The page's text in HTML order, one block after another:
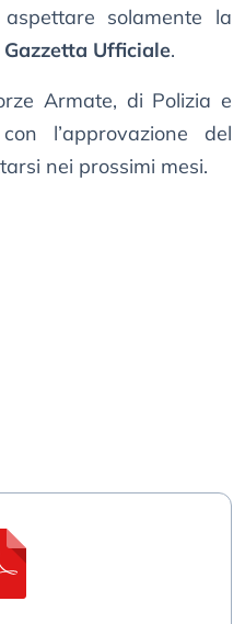
solamente la
Gazzetta Ufficiale.
Armate, di Polizia e
l’approvazione del
nei prossimi mesi.